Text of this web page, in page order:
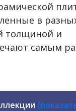
в
толщиной и
самым